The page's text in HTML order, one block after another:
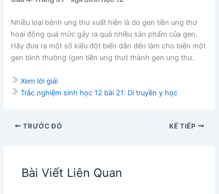
Nhiều loại bệnh ung thư xuất hiện là do gen tiền ung thư
hoại động quá mức gây ra quá nhiều sản phẩm của gen.
Hãy đưa ra một số kiểu đột biến dẫn đến làm cho biến một
gen bình thường (gen tiền ung thư) thành gen ung thư.
Xem lời giải
Trắc nghiệm sinh học 12 bài 21: Di truyền y học
TRƯỚC ĐÓ KẾ TIẾP
Bài Viết Liên Quan